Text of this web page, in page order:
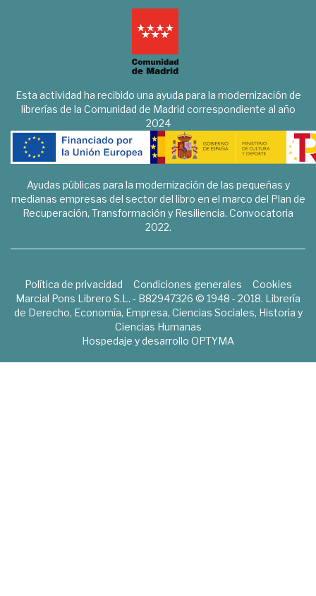
Esta actividad ha recibido una ayuda para la modernización de
librerías de la Comunidad de Madrid correspondiente al año
2024
Ayudas públicas para la modernización de las pequeñas y
medianas empresas del sector del libro en el marco del Plan de
Recuperación, Transformación y Resiliencia. Convocatoria
2022.
Política de privacidad Condiciones generales
Cookies
Marcial Pons Librero S.L. - B82947326 © 1948 - 2018. Librería
de Derecho, Economía, Empresa, Ciencias Sociales, Historia y
Ciencias Humanas
Hospedaje y desarrollo OPTYMA